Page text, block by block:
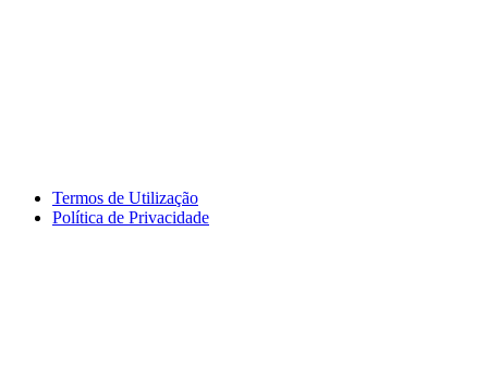
Termos de Utilização
Política de Privacidade